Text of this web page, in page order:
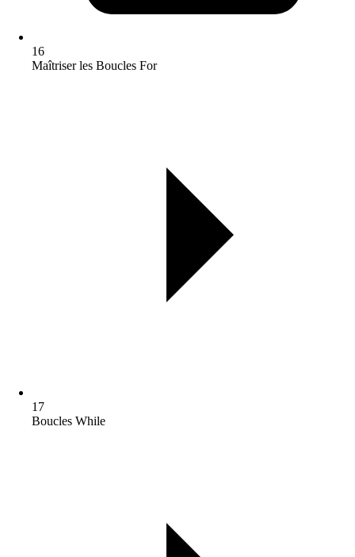
16
Maîtriser les Boucles For
17
Boucles While